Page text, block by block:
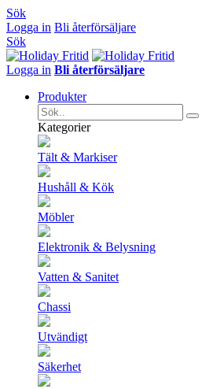
Sök
Logga in Bli återförsäljare
Sök
Logga in Bli återförsäljare
Produkter
Kategorier
Tält & Markiser
Hushåll & Kök
Möbler
Elektronik & Belysning
Vatten & Sanitet
Chassi
Utvändigt
Säkerhet